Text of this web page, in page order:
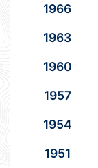
1966
1963
1960
1957
1954
1951